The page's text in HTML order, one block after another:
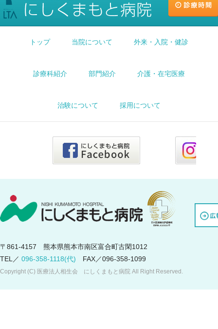
トップ 当院について 外来・入院・健診
診療科紹介 部門紹介 介護・在宅医療
治験について 採用について
〒861-4157 熊本県熊本市南区富合町古閑1012
TEL／ 096-358-1118(代) FAX／096-358-1099
Copyright (C) 医療法人相生会 にしくまもと病院 All Right Reserved.